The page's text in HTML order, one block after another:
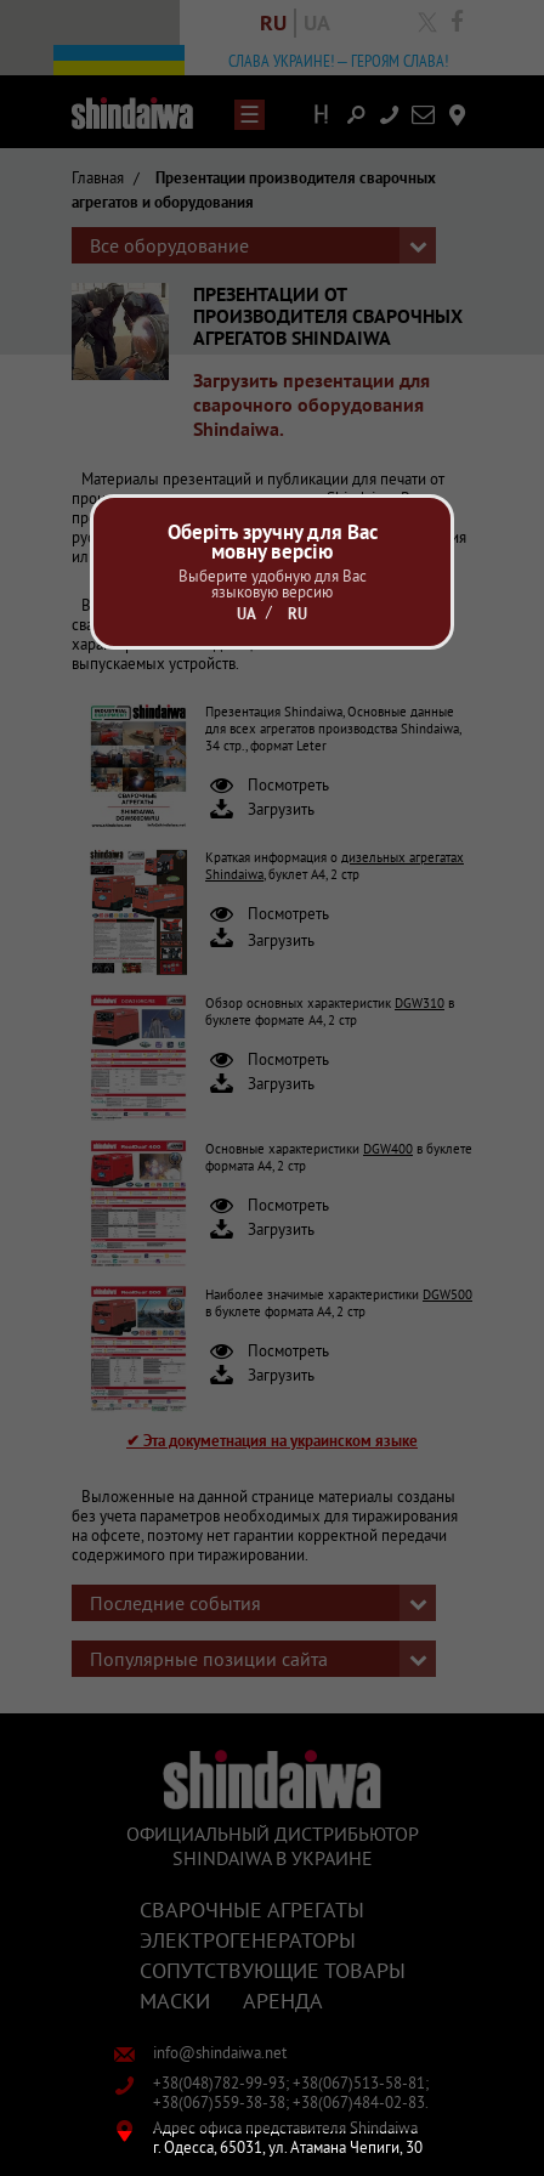
СЛАВА УКРАИНЕ! – ГЕРОЯМ СЛАВА!
RU UA facebook
Написать
письмо
Контакты
Главная /
Презентации производителя сварочных
агрегатов и оборудования
Все оборудование
ПРЕЗЕНТАЦИИ ОТ
ПРОИЗВОДИТЕЛЯ СВАРОЧНЫХ
АГРЕГАТОВ SHINDAIWA
Загрузить презентации для
сварочного оборудования
Shindaiwa.
Материалы презентаций и публикации для печати от
производителя сварочных агрегатов Shindaiwa. Все
представленные проспекты и буклеты переведены на
русский язык и выложены для свободного ознакомления
или скачивания. Формат файлов PDF.
В презентационных публикациях производитель
сварочных агрегатов обозначил основные
характеристики и выдающиеся особенности
выпускаемых устройств.
Презентация Shindaiwa, Основные данные
для всех агрегатов производства Shindaiwa,
34 стр., формат Leter
Посмотреть
Загрузить
Краткая информация о дизельных агрегатах
Shindaiwa, буклет А4, 2 стр
Посмотреть
Загрузить
Обзор основных характеристик DGW310 в
буклете формате А4, 2 стр
Посмотреть
Загрузить
Основные характеристики DGW400 в буклете
формата А4, 2 стр
Посмотреть
Загрузить
Наиболее значимые характеристики DGW500
в буклете формата А4, 2 стр
Посмотреть
Загрузить
✔ Эта докуметнация на украинском языке
Выложенные на данной странице материалы созданы
без учета параметров необходимых для тиражирования
на офсете, поэтому нет гарантии корректной передачи
содержимого при тиражировании.
Последние события
Популярные позиции сайта
ОФИЦИАЛЬНЫЙ ДИСТРИБЬЮТОР
SHINDAIWA В УКРАИНЕ
СВАРОЧНЫЕ АГРЕГАТЫ
ЭЛЕКТРОГЕНЕРАТОРЫ
СОПУТСТВУЮЩИЕ ТОВАРЫ
АРЕНДА
МАСКИ
info@shindaiwa.net
+38(048)782-99-93; +38(067)513-58-81;
+38(067)559-38-38; +38(067)484-02-83.
Адрес офиса представителя Shindaiwa
г. Одесса,65031,ул. Атамана Чепиги, 30
Оберіть зручну для Вас
мовну версію
Выберите удобную для Вас
языковую версию
RU
UA